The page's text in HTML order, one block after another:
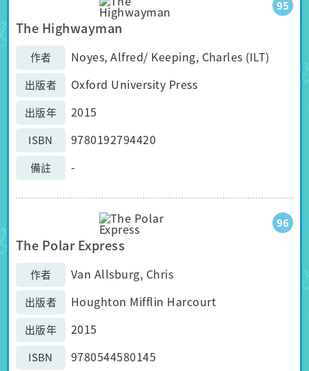
95
The Highwayman
作者 Noyes, Alfred/ Keeping, Charles (ILT)
出版者 Oxford University Press
出版年 2015
ISBN 9780192794420
備註 -
96
The Polar Express
作者 Van Allsburg, Chris
出版者 Houghton Mifflin Harcourt
出版年 2015
ISBN 9780544580145